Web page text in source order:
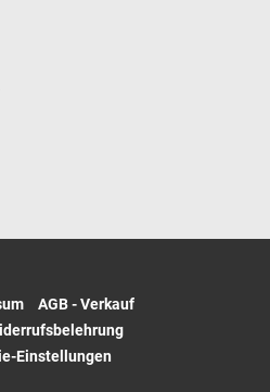
AGB - Verkauf
Einstellungen